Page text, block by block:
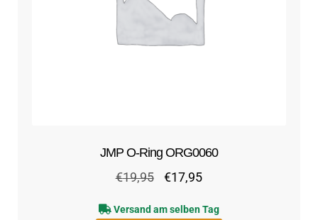
JMP O-Ring ORG0060
€19,95
Ursprünglicher
war:
€17,95Aktueller
ist:
Versand am selben Tag